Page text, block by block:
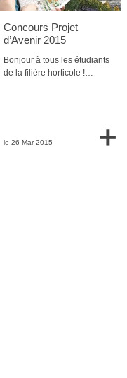
Concours Projet
d’Avenir 2015
Bonjour à tous les étudiants
de la filière horticole !…
le 26 Mar 2015 +